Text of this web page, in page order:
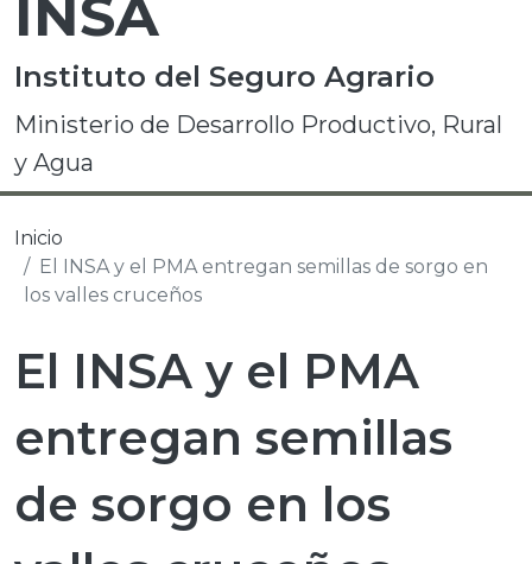
INSA
Instituto del Seguro Agrario
Ministerio de Desarrollo Productivo, Rural
y Agua
Inicio
El INSA y el PMA entregan semillas de sorgo en
los valles cruceños
El INSA y el PMA
entregan semillas
de sorgo en los